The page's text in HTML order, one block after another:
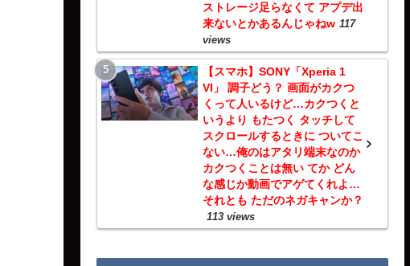
ストレージ足らなくて アプデ出
来ないとかあるんじゃねw 117
views
【スマホ】SONY「Xperia 1
VI」 調子どう？ 画面がカクつ
くって人いるけど…カクつくと
いうより もたつく タッチして
スクロールするときに ついてこ
ない…俺のはアタリ端末なのか
カクつくことは無い てか どん
な感じか動画でアゲてくれよ…
それとも ただのネガキャンか？
113 views